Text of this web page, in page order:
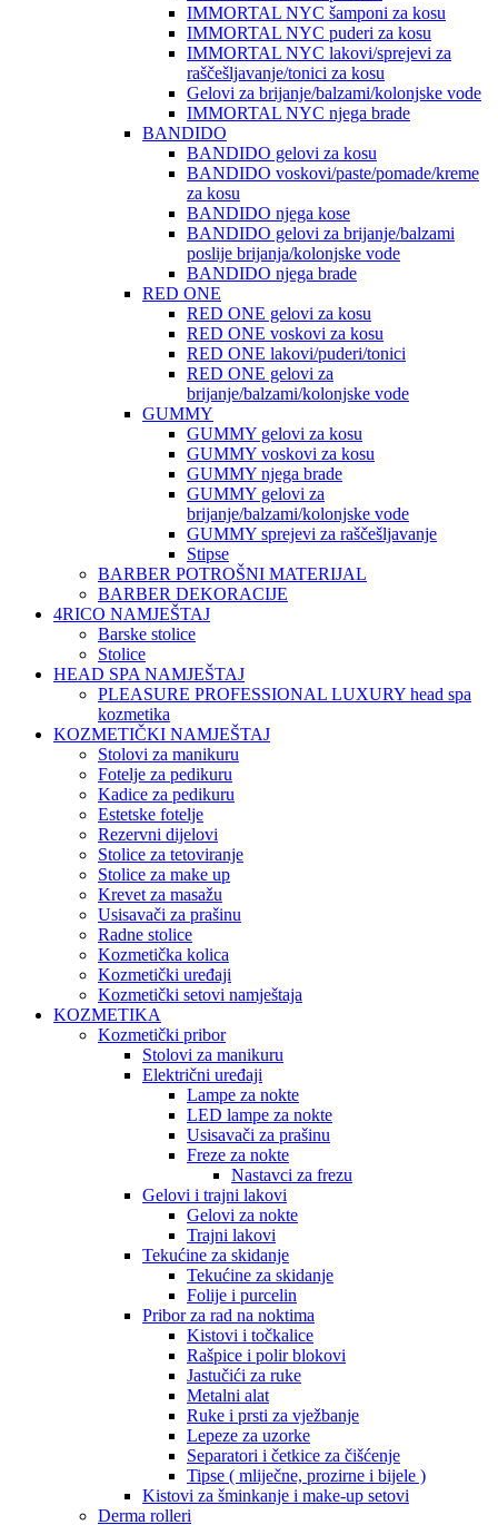
IMMORTAL NYC šamponi za kosu
IMMORTAL NYC puderi za kosu
IMMORTAL NYC lakovi/sprejevi za
raščešljavanje/tonici za kosu
Gelovi za brijanje/balzami/kolonjske vode
IMMORTAL NYC njega brade
BANDIDO
BANDIDO gelovi za kosu
BANDIDO voskovi/paste/pomade/kreme
za kosu
BANDIDO njega kose
BANDIDO gelovi za brijanje/balzami
poslije brijanja/kolonjske vode
BANDIDO njega brade
RED ONE
RED ONE gelovi za kosu
RED ONE voskovi za kosu
RED ONE lakovi/puderi/tonici
RED ONE gelovi za
brijanje/balzami/kolonjske vode
GUMMY
GUMMY gelovi za kosu
GUMMY voskovi za kosu
GUMMY njega brade
GUMMY gelovi za
brijanje/balzami/kolonjske vode
GUMMY sprejevi za raščešljavanje
Stipse
BARBER POTROŠNI MATERIJAL
BARBER DEKORACIJE
4RICO NAMJEŠTAJ
Barske stolice
Stolice
HEAD SPA NAMJEŠTAJ
PLEASURE PROFESSIONAL LUXURY head spa
kozmetika
KOZMETIČKI NAMJEŠTAJ
Stolovi za manikuru
Fotelje za pedikuru
Kadice za pedikuru
Estetske fotelje
Rezervni dijelovi
Stolice za tetoviranje
Stolice za make up
Krevet za masažu
Usisavači za prašinu
Radne stolice
Kozmetička kolica
Kozmetički uređaji
Kozmetički setovi namještaja
KOZMETIKA
Kozmetički pribor
Stolovi za manikuru
Električni uređaji
Lampe za nokte
LED lampe za nokte
Usisavači za prašinu
Freze za nokte
Nastavci za frezu
Gelovi i trajni lakovi
Gelovi za nokte
Trajni lakovi
Tekućine za skidanje
Tekućine za skidanje
Folije i purcelin
Pribor za rad na noktima
Kistovi i točkalice
Rašpice i polir blokovi
Jastučići za ruke
Metalni alat
Ruke i prsti za vježbanje
Lepeze za uzorke
Separatori i četkice za čišćenje
Tipse ( mliječne, prozirne i bijele )
Kistovi za šminkanje i make-up setovi
Derma rolleri